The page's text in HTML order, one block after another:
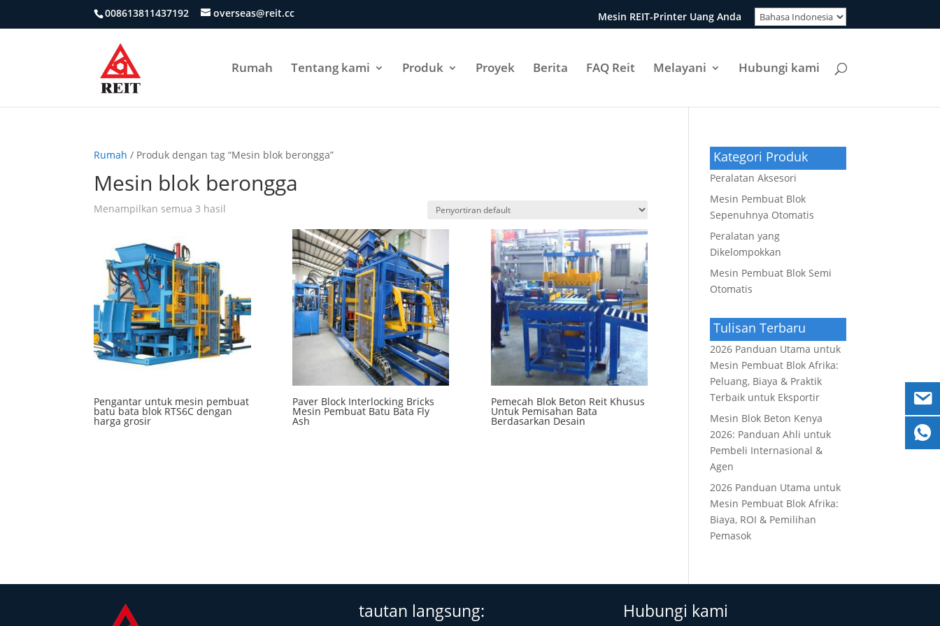
008613811437192 overseas@reit.cc Mesin REIT-Printer Uang Anda
Rumah Tentang kami Produk Proyek Berita FAQ Reit Melayani Hubungi kami
Rumah / Produk dengan tag “Mesin blok berongga”
Mesin blok berongga
Menampilkan semua 3 hasil
Pengantar untuk mesin pembuat
batu bata blok RTS6C dengan
harga grosir
Paver Block Interlocking Bricks
Mesin Pembuat Batu Bata Fly
Ash
Pemecah Blok Beton Reit Khusus
Untuk Pemisahan Bata
Berdasarkan Desain
Kategori Produk
Peralatan Aksesori
Mesin Pembuat Blok
Sepenuhnya Otomatis
Peralatan yang
Dikelompokkan
Mesin Pembuat Blok Semi
Otomatis
Tulisan Terbaru
2026 Panduan Utama untuk
Mesin Pembuat Blok Afrika:
Peluang, Biaya & Praktik
Terbaik untuk Eksportir
Mesin Blok Beton Kenya
2026: Panduan Ahli untuk
Pembeli Internasional &
Agen
2026 Panduan Utama untuk
Mesin Pembuat Blok Afrika:
Biaya, ROI & Pemilihan
Pemasok
tautan langsung: Hubungi kami